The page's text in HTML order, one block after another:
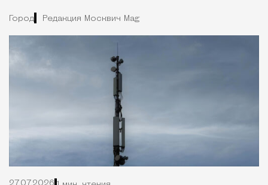
Город Редакция Москвич Mag